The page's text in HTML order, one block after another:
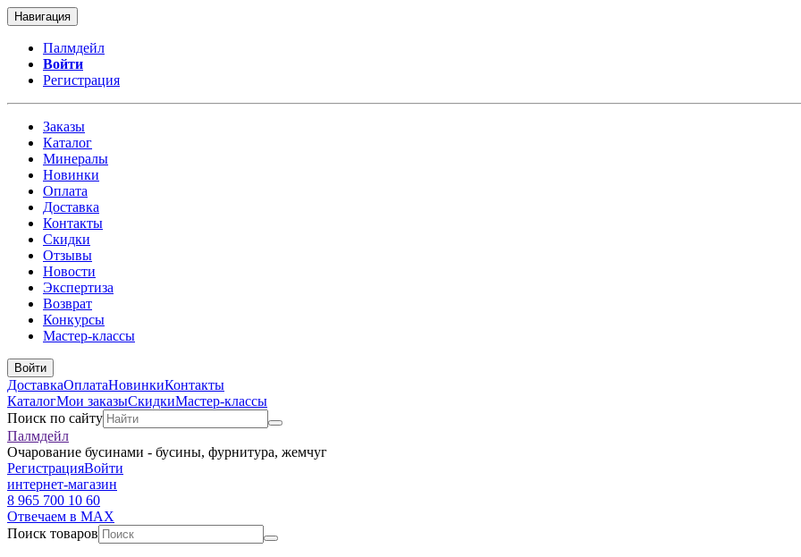
Навигация
Палмдейл
Войти
Регистрация
Заказы
Каталог
Минералы
Новинки
Оплата
Доставка
Контакты
Скидки
Отзывы
Новости
Экспертиза
Возврат
Конкурсы
Мастер-классы
Войти
ДоставкаОплатаНовинкиКонтакты
КаталогМои заказыСкидкиМастер-классы
Поиск по сайту
Палмдейл
Очарование бусинами - бусины, фурнитура, жемчуг
РегистрацияВойти
интернет-магазин
8 965 700 10 60
Отвечаем в MAX
Поиск товаров